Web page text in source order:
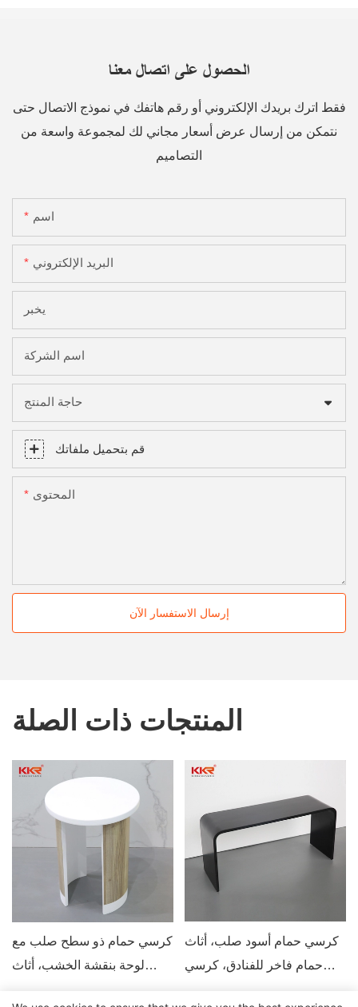
الحصول على اتصال معنا
فقط اترك بريدك الإلكتروني أو رقم هاتفك في نموذج الاتصال حتى
نتمكن من إرسال عرض أسعار مجاني لك لمجموعة واسعة من
التصاميم
اسم
البريد الإلكتروني
يخبر
اسم الشركة
حاجة المنتج
قم بتحميل ملفاتك
المحتوى
إرسال الاستفسار الآن
المنتجات ذات الصلة
كرسي حمام ذو سطح صلب مع
لوحة بنقشة الخشب، أثاث
كرسي حمام أسود صلب، أثاث
حمام فاخر للفنادق، كرسي